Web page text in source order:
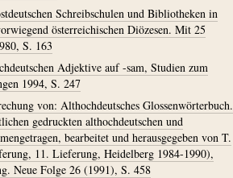
Schreibschulen und Bibliotheken in
österreichischen Diözesen. Mit 25
S. 163
Adjektive auf -sam, Studien zum
1994, S. 247
von: Althochdeutsches Glossenwörterbuch.
gedruckten althochdeutschen und
bearbeitet und herausgegeben von T.
11. Lieferung, Heidelberg 1984-1990),
Neue Folge 26 (1991), S. 458